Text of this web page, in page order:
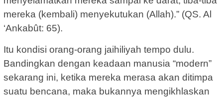
mereka (kembali) menyekutukan (Allah).” (QS. Al
‘Ankabût: 65).
Itu kondisi orang-orang jaihiliyah tempo dulu.
Bandingkan dengan keadaan manusia “modern”
sekarang ini, ketika mereka merasa akan ditimpa
suatu bencana, maka bukannya mengikhlaskan